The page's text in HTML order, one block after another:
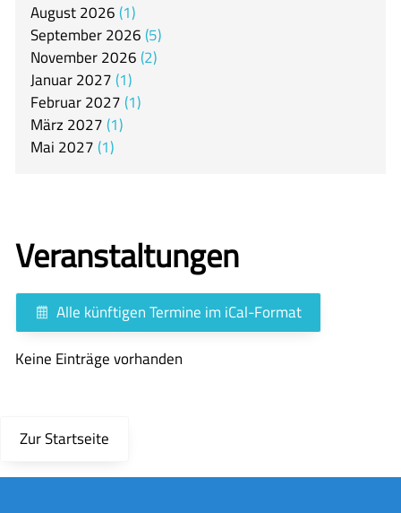
Mensa
Unsere Schulgemeinschaft
Kontakt
🇬🇧
August2026 1
September2026 5
November2026 2
Januar2027 1
Februar2027 1
März 2027 1
Mai 2027 1
Veranstaltungen
Alle künftigen Termine im iCal-Format
Keine Einträge vorhanden
Zur Startseite